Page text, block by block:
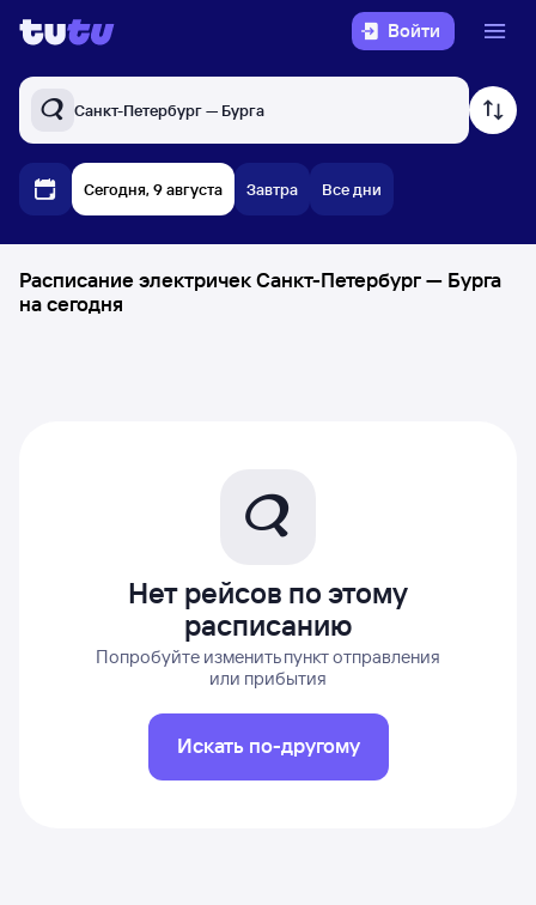
Войти
Санкт-Петербург — Бурга
Сегодня, 9 августа Завтра Все дни
Расписание электричек Санкт-Петербург — Бурга
на сегодня
Нет рейсов по этому
расписанию
Попробуйте изменить пункт отправления
или прибытия
Искать по-другому